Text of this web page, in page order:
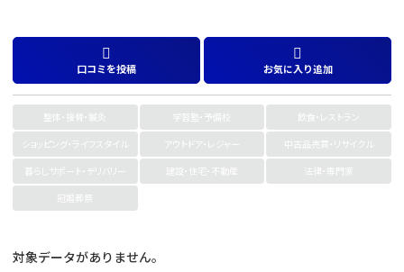
口コミを投稿 お気に入り追加
整体・接骨・鍼灸 学習塾・予備校
飲食・レストラン
ショッピング・ライフスタイル
アウトドア・レジャー
中古品売買・リサイクル
暮らしサポート・デリバリー
建設・住宅・不動産
法律・専門家
冠婚葬祭
対象データがありません。